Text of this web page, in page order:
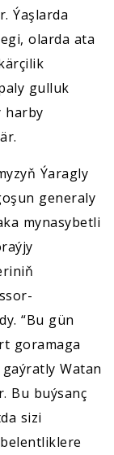
Ýaşlarda
olarda ata
gulluk
harby
Ýaragly
generaly
mynasybetli
“Bu gün
goramaga
Watan
Bu buýsanç
sizi